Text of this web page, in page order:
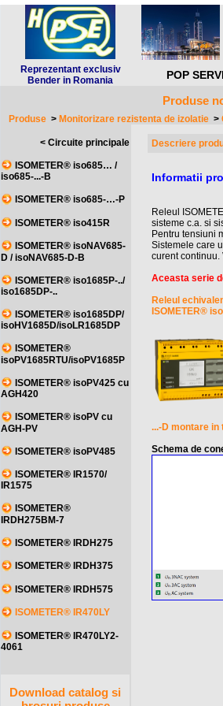
Reprezentant exclusiv
Bender in Romania
POP
Produse
Produse > Monitorizare rezistenta de izolatie >
< Circuite principale
ISOMETER® iso685… /
iso685-...-B
ISOMETER® iso685-…-P
ISOMETER® iso415R
ISOMETER® isoNAV685-
D / isoNAV685-D-B
ISOMETER® iso1685P-../
iso1685DP-..
ISOMETER® iso1685DP/
isoHV1685D/isoLR1685DP
ISOMETER®
isoPV1685RTU/isoPV1685P
ISOMETER® isoPV425 cu
AGH420
ISOMETER® isoPV cu
AGH-PV
ISOMETER® isoPV485
ISOMETER® IR1570/
IR1575
ISOMETER®
IRDH275BM-7
ISOMETER® IRDH275
ISOMETER® IRDH375
ISOMETER® IRDH575
ISOMETER® IR470LY
ISOMETER® IR470LY2-
4061
Download catalog si
Descriere
Informatii
Releul
sisteme c.a. si
Pentru tensiuni
Sistemele care
curent continuu.
Aceasta serie
Releul
ISOMETER®
...-D montare in
Schema de